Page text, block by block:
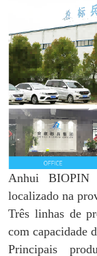
Anhui
localizado na
Três linhas de
com capacidade
Principais